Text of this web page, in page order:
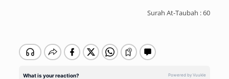
Surah At-Taubah : 60